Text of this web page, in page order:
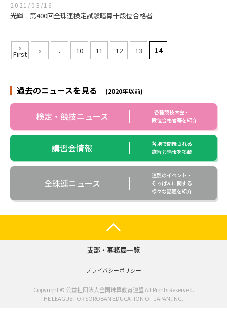
2021/03/16
光輝 第400回全珠連検定試験暗算十段位合格者
«
First « ... 10 11 12 13 14
過去のニュースを見る (2020年以前)
検定・競技ニュース
各種競技大会・
十段位合格者等を紹介
講習会情報
各地で開催される
講習会情報を掲載
全珠連ニュース
連盟のイベント・
そろばんに関する
様々な話題を紹介
支部・事務局一覧
プライバシーポリシー
Copyright © 公益社団法人全国珠算教育連盟 All Rights Reserved.
THE LEAGUE FOR SOROBAN EDUCATION OF JAPAN,INC．